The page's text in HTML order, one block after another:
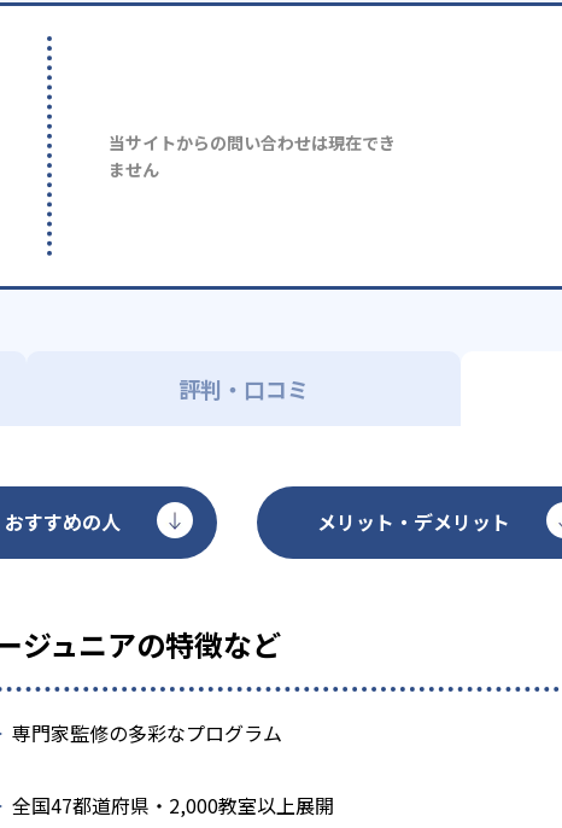
当サイトからの問い合わせは現在でき
ません
評判・口コミ
おすすめの人 メリット・デメリット
ジュニアの特徴など
専門家監修の多彩なプログラム
全国47都道府県・2,000教室以上展開